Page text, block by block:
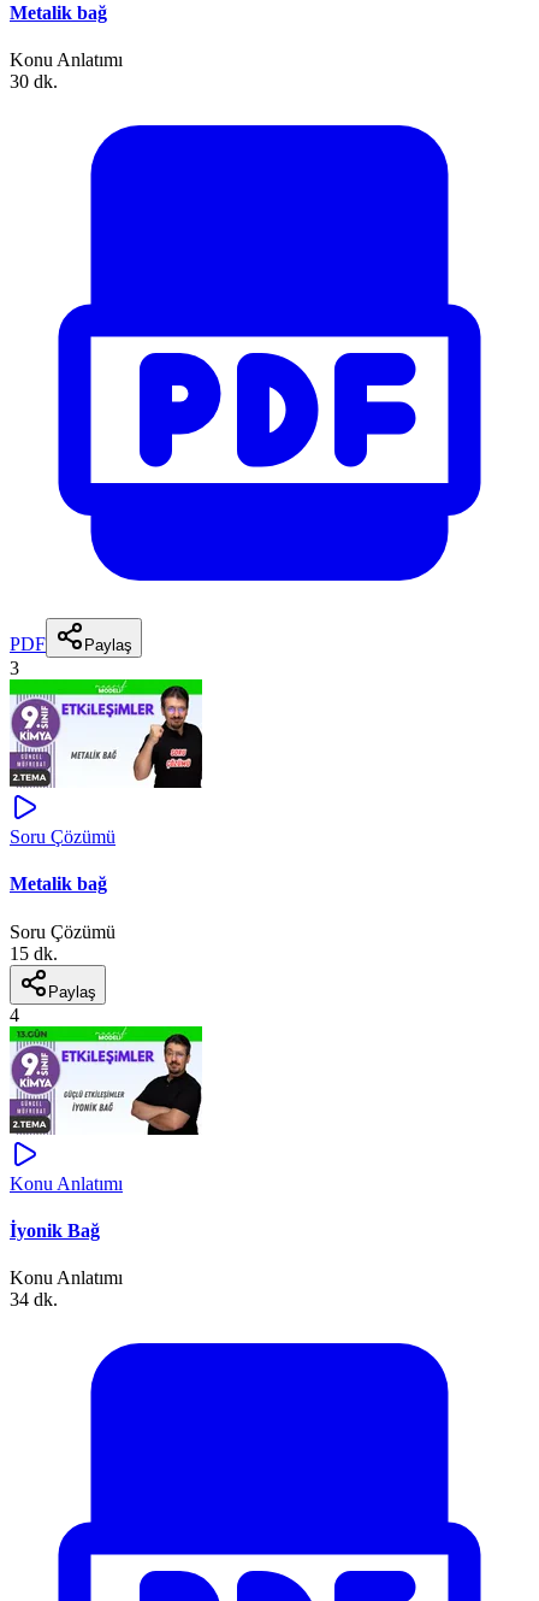
Metalik bağ
Konu Anlatımı
30 dk.
PDF Paylaş
3
Soru Çözümü
Metalik bağ
Soru Çözümü
15 dk.
Paylaş
4
Konu Anlatımı
İyonik Bağ
Konu Anlatımı
34 dk.